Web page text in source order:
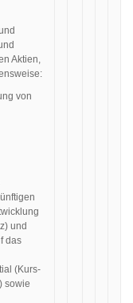
Aktien,
von
und
das
(Kurs-
sowie